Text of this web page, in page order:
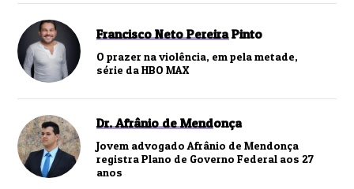
Francisco Neto Pereira Pinto
O prazer na violência, em pela metade,
série da HBO MAX
Dr. Afrânio de Mendonça
Jovem advogado Afrânio de Mendonça
registra Plano de Governo Federal aos 27
anos